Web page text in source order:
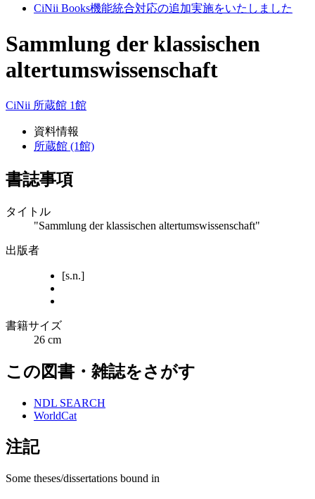
CiNii Books機能統合対応の追加実施をいたしました
Sammlung der klassischen
altertumswissenschaft
CiNii 所蔵館 1館
資料情報
所蔵館 (1館)
書誌事項
タイトル
"Sammlung der klassischen altertumswissenschaft"
出版者
[s.n.]
書籍サイズ
26 cm
この図書・雑誌をさがす
NDL SEARCH
WorldCat
注記
Some theses/dissertations bound in